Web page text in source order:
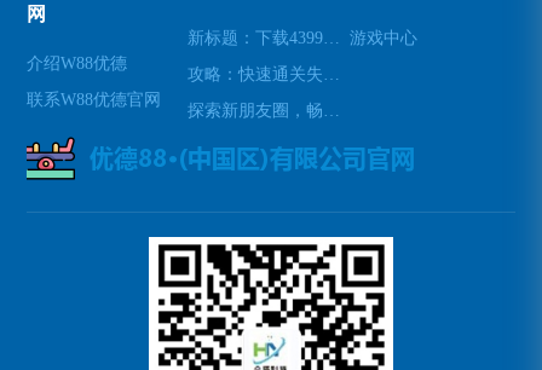
网
介绍W88优德
联系W88优德官网
游戏中心